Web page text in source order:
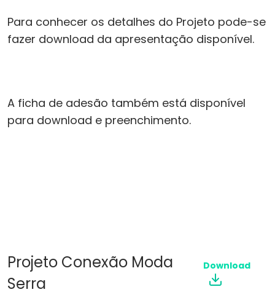
Para conhecer os detalhes do Projeto pode-se
fazer download da apresentação disponível.
A ficha de adesão também está disponível
para download e preenchimento.
Projeto Conexão Moda
Serra
Download